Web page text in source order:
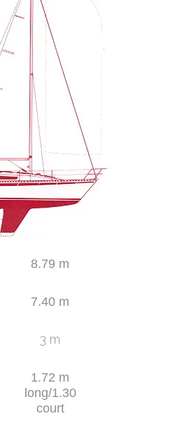
8.79 m
7.40 m
3 m
1.72 m
long/1.30
court